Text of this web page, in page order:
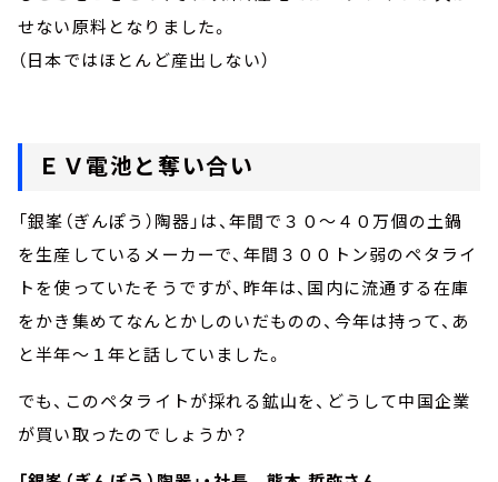
せない原料となりました。
（日本ではほとんど産出しない）
ＥＶ電池と奪い合い
「銀峯（ぎんぽう）陶器」は、年間で３０～４０万個の土鍋
を生産しているメーカーで、年間３００トン弱のペタライ
トを使っていたそうですが、昨年は、国内に流通する在庫
をかき集めてなんとかしのいだものの、今年は持って、あ
と半年～１年と話していました。
でも、このペタライトが採れる鉱山を、どうして中国企業
が買い取ったのでしょうか？